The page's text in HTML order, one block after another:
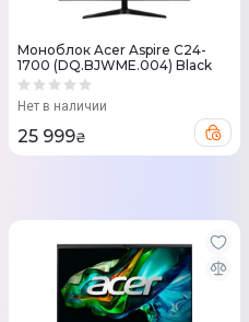
Моноблок Acer Aspire C24-
1700 (DQ.BJWME.004) Black
Нет в наличии
25 999₴